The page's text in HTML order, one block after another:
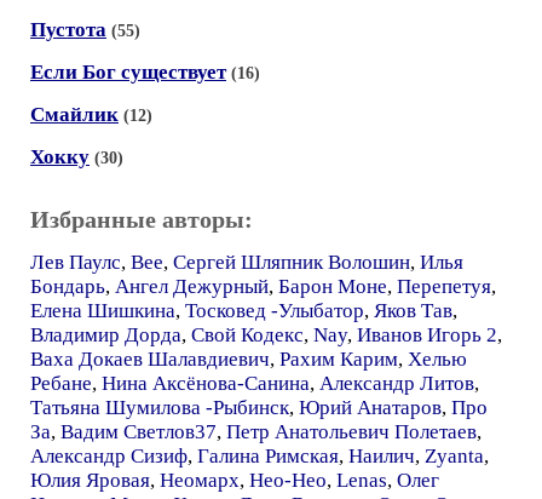
Пустота (55)
Если Бог существует (16)
Смайлик (12)
Хокку (30)
Избранные авторы:
Лев Паулс, Bee, Сергей Шляпник Волошин, Илья
Бондарь, Ангел Дежурный, Барон Моне, Перепетуя,
Елена Шишкина, Тосковед -Улыбатор, Яков Тав,
Владимир Дорда, Свой Кодекс, Nay, Иванов Игорь 2,
Ваха Докаев Шалавдиевич, Рахим Карим, Хелью
Ребане, Нина Аксёнова-Санина, Александр Литов,
Татьяна Шумилова -Рыбинск, Юрий Анатаров, Про
За, Вадим Светлов37, Петр Анатольевич Полетаев,
Александр Сизиф, Галина Римская, Наилич, Zyanta,
Юлия Яровая, Неомарх, Нео-Нео, Lenas, Олег